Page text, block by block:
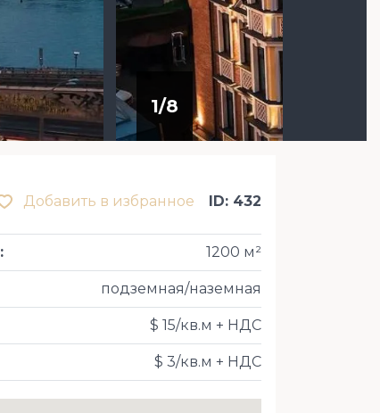
1/8
Добавить в избранное ID: 432
: 1200 м²
подземная/наземная
$ 15/кв.м + НДС
$ 3/кв.м + НДС